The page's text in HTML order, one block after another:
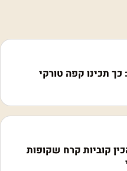
כך תכינו קפה טורקי
קוביות קרח שקופות